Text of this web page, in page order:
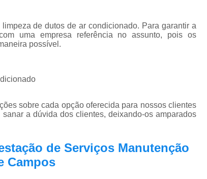
de dutos de ar condicionado. Para garantir a
uma empresa referência no assunto, pois os
possível.
sobre cada opção oferecida para nossos clientes
a dúvida dos clientes, deixando-os amparados
de Serviços Manutenção
Campos